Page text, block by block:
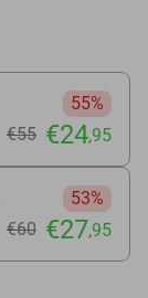
55%
€55 €24,95
53%
€60 €27,95